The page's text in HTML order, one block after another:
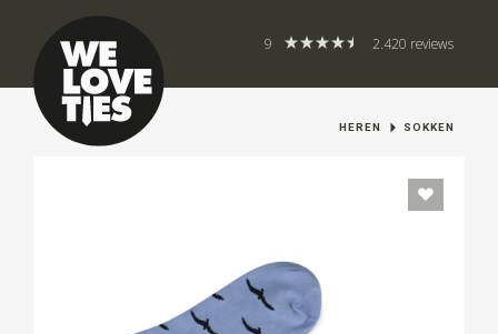
9 2.420 reviews
HEREN SOKKEN